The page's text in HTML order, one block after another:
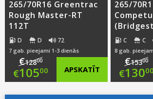
265/70R16 Greentrac
Rough Master-RT
112T
D D 72
7 gab. pieejami 1-3 dienās
€12800
Original
price
€10500
Current
APSKATĪT
265/
C C
8 gab.
€15300
€13000